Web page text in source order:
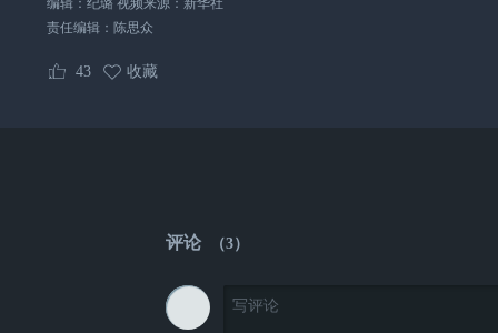
编辑：纪璐 视频来源：新华社
责任编辑： 陈思众
43 收藏
评论 （3）